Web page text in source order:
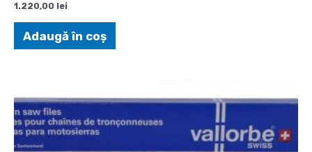
1.220,00 lei
Adaugă în coș